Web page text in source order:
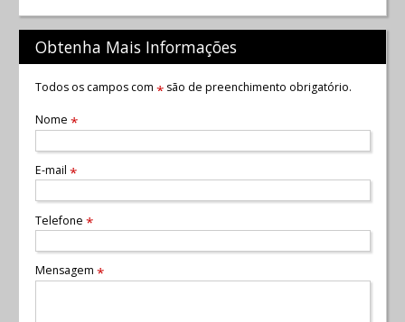
Obtenha Mais Informações
Todos os campos com *são de preenchimento obrigatório.
Nome *
E-mail *
Telefone *
Mensagem *